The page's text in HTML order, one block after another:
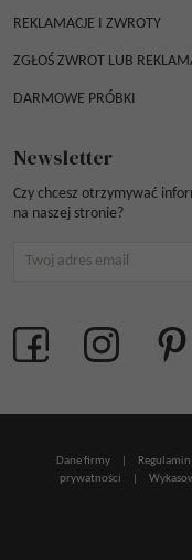
REKLAMACJE I ZWROTY
ZGŁOŚ ZWROT LUB
DARMOWE PRÓBKI
Newsletter
Czy chcesz otrzymywać
na naszej stronie?
Dane firmy Regulamin
prywatności